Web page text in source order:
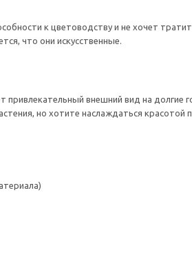
к цветоводству и не хочет
что они искусственные.
привлекательный внешний вид на долгие
но хотите наслаждаться красотой